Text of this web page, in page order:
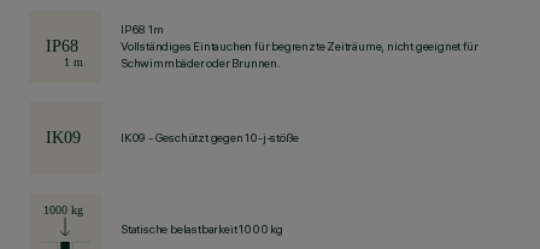
IP68 1m
Vollständiges Eintauchen für begrenzte Zeiträume, nicht geeignet für
Schwimmbäder oder Brunnen.
IK09 - Geschützt gegen 10-j-stöße
Statische belastbarkeit 1000 kg